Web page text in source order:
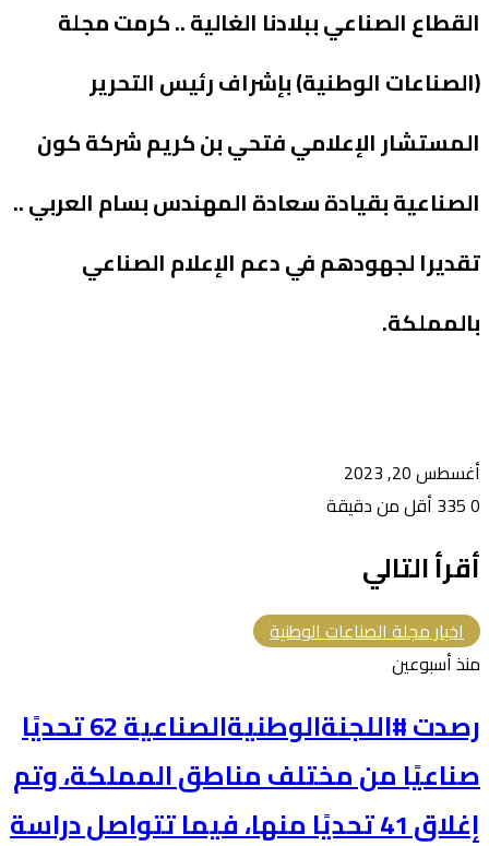
القطاع الصناعي ببلادنا الغالية .. كرمت مجلة
(الصناعات الوطنية) بإشراف رئيس التحرير
المستشار الإعلامي فتحي بن كريم شركة كون
الصناعية بقيادة سعادة المهندس بسام العربي ..
تقديرا لجهودهم في دعم الإعلام الصناعي
بالمملكة.
أغسطس 20, 2023
0
أقل من دقيقة
أقرأ التالي
اخبار مجلة الصناعات الوطنية
منذ أسبوعين
رصدت #اللجنةالوطنيةالصناعية 62 تحديًا
صناعيًا من مختلف مناطق المملكة، وتم
إغلاق 41 تحديًا منها، فيما تتواصل دراسة